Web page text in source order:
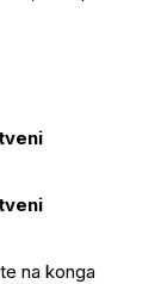
na konga